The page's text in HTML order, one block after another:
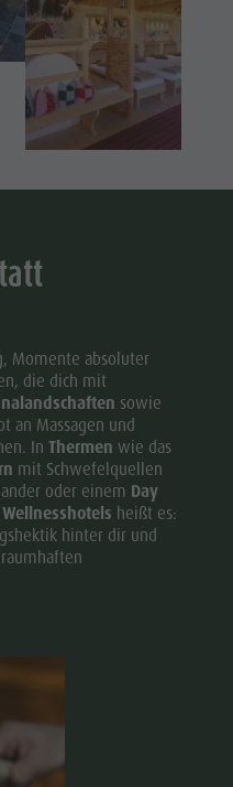
Guide A-Z
Momente absoluter
die dich mit
sowie
an Massagen und
InThermen wie das
mit Schwefelquellen
oder einem Day
Wellnesshotels heißt es:
hinter dir und